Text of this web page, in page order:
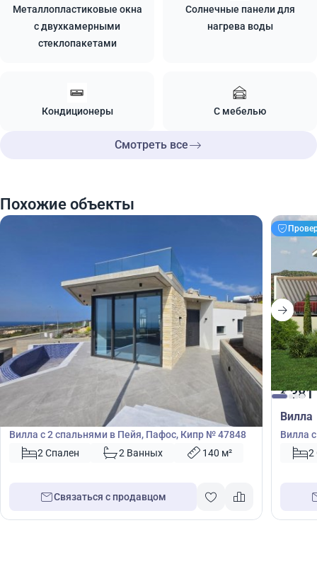
Металлопластиковые окна
с двухкамерными
стеклопакетами
Солнечные панели для
нагрева воды
Кондиционеры С мебелью
Смотреть все
Похожие объекты
500 000
Вилла с 2 спальнями в Пейя, Пафос, Кипр № 47848
2 Спален
2 Ванных 140 м²
Связаться с продавцом
€381
Вилла
Вилла
2